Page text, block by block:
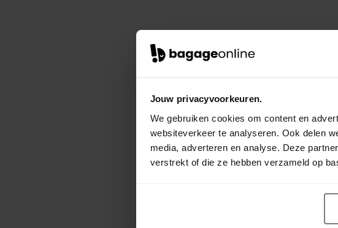
Jouw privacyvoorkeuren.
We gebruiken cookies om content en
websiteverkeer te analyseren. Ook delen
media, adverteren en analyse. Deze
verstrekt of die ze hebben verzameld op